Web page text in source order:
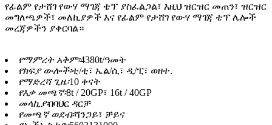
የፊልም የታሸገ የውሃ ማገጃ ቴፕ ያስፈልጋል፣ እዚህ ዝርዝር መጠን፣ ዝርዝር
መግለጫዎች፣ መለኪያዎች እና የፊልም የታሸገ የውሃ ማገጃ ቴፕ ሌሎች
መረጃዎችን ያቀርባል።
የማምረት አቅም፡4380t/ዓመት
የክፍያ ውሎች፡ቲ/ቲ፣ ኤል/ሲ፣ ዲ/ፒ፣ ወዘተ.
የማድረሻ ጊዜ፡10 ቀናት
የእቃ መጫኛ፡8t / 20GP፣ 16t / 40GP
መላኪያ፡በባህር ዳርቻ
የመጫኛ ወደብ፡ሻንጋይ፣ ቻይና